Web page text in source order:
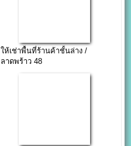
ให้เช่าพื้นที่ร้านค้าชั้นล่าง /
ลาดพร้าว 48